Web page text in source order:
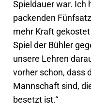
Spieldauer war. Ich
packenden
mehr Kraft
Spiel der Bühler
unsere Lehren
vorher schon, dass
Mannschaft sind,
besetzt ist.“